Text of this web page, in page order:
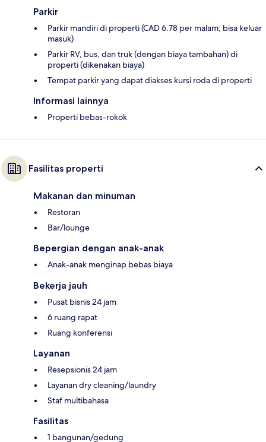
Parkir
Parkir mandiri di properti (CAD 6.78 per malam; bisa keluar
masuk)
Parkir RV, bus, dan truk (dengan biaya tambahan) di
properti (dikenakan biaya)
Tempat parkir yang dapat diakses kursi roda di properti
Informasi lainnya
Properti bebas-rokok
Fasilitas properti
Makanan dan minuman
Restoran
Bar/lounge
Bepergian dengan anak-anak
Anak-anak menginap bebas biaya
Bekerja jauh
Pusat bisnis 24 jam
6 ruang rapat
Ruang konferensi
Layanan
Resepsionis 24 jam
Layanan dry cleaning/laundry
Staf multibahasa
Fasilitas
1 bangunan/gedung